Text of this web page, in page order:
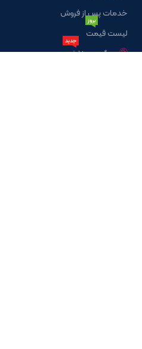
خدمات پس از فروش
لیست قیمت
بروز
پیگیری سفارش
جدید